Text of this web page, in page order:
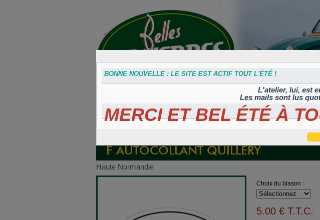
Accessoires
divers
Plaques 3D
Maillefaud et
Plaques
immatriculation
Plaques
autocollantes et
Plaques
peintes
BONNE NOUVELLE : LE SITE EST ACTIF TOUT L'ÉTÉ !
L'atelier, lui, est
Les mails sont lus
MERCI ET BEL ÉTÉ À
F AUTOCOLLANT QUILLERY
Haute Normandie
Choix du blason :
5.00 € T.T.C.